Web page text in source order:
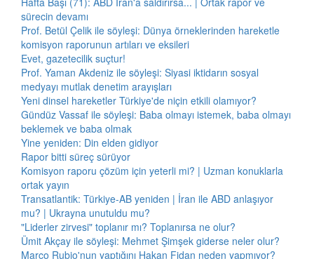
sürecin devamı
Prof. Betül Çelik ile söyleşi: Dünya örneklerinden hareketle
komisyon raporunun artıları ve eksileri
Evet, gazetecilik suçtur!
Prof. Yaman Akdeniz ile söyleşi: Siyasi iktidarın sosyal
medyayı mutlak denetim arayışları
Yeni dinsel hareketler Türkiye'de niçin etkili olamıyor?
Gündüz Vassaf ile söyleşi: Baba olmayı istemek, baba olmayı
beklemek ve baba olmak
Yine yeniden: Din elden gidiyor
Rapor bitti süreç sürüyor
Komisyon raporu çözüm için yeterli mi? | Uzman konuklarla
ortak yayın
Transatlantik: Türkiye-AB yeniden | İran ile ABD anlaşıyor
mu? | Ukrayna unutuldu mu?
"Liderler zirvesi" toplanır mı? Toplanırsa ne olur?
Ümit Akçay ile söyleşi: Mehmet Şimşek giderse neler olur?
Marco Rubio'nun yaptığını Hakan Fidan neden yapmıyor?